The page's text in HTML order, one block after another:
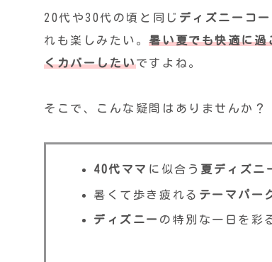
20代や30代の頃と同じ ディズニーコー
れも楽しみたい。暑い夏でも快適に過
くカバーしたいですよね。
そこで、こんな疑問はありませんか？
40代ママ に似合う 夏ディズニ
暑くて歩き疲れる テーマパー
ディズニー の特別な一日を彩